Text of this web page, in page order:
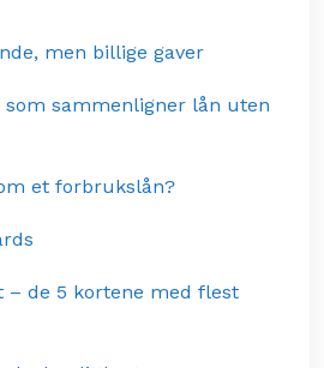
men billige gaver
som sammenligner lån uten
et forbrukslån?
– de 5 kortene med flest